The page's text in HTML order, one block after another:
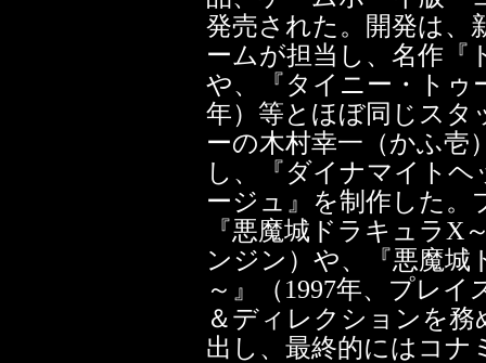
発売された。開発は、
ームが担当し、名作『
や、『タイニー・トゥ
年）等とほぼ同じスタ
ーの木村幸一（かふ壱
し、『ダイナマイト
ージュ』を制作した。
『悪魔城ドラキュラX
ンジン）や、『悪魔城
～』（1997年、プレ
＆ディレクションを
出し、最終的にはコナ